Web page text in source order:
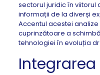
sectorul juridic în
informații de la diverși
Accentul acestei
cuprinzătoare a
tehnologiei în evoluția